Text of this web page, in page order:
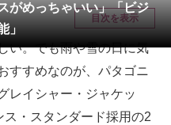
がめっちゃいい」「ビジ
」
目次を表示
。でも雨や雪の日に気
すすめなのが、パタゴニ
レイシャー・ジャケッ
ス・スタンダード採用の2